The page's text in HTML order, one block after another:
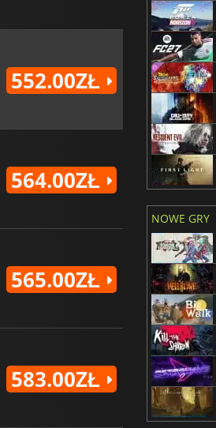
552.00ZŁ
564.00ZŁ
565.00ZŁ
583.00ZŁ
NOWE GRY